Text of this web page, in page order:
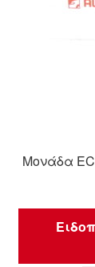
Μονάδα